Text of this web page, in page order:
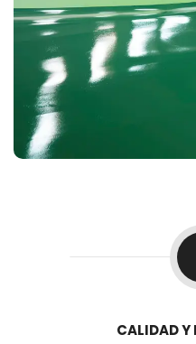
CALIDAD Y